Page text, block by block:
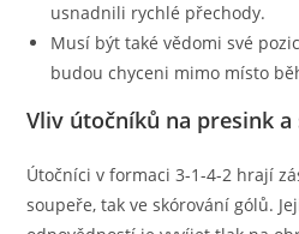
usnadnili rychlé přechody.
Musí být také vědomi své
budou chyceni mimo místo
Vliv útočníků na presink
Útočníci v formaci 3-1-4-2 hrají
soupeře, tak ve skórování gólů.